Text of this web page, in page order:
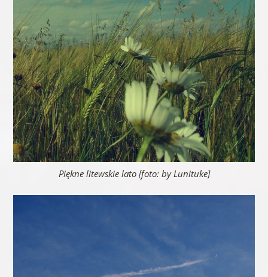
Piękne litewskie lato [foto: by Lunituke]